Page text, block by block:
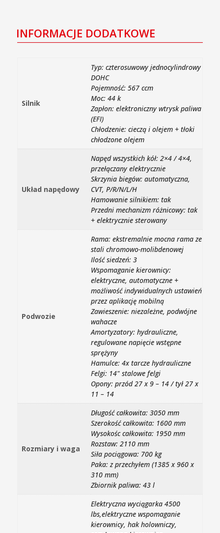
INFORMACJE DODATKOWE
Silnik
Typ: czterosuwowy jednocylindrowy
DOHC
Pojemność: 567 ccm
Moc: 44 k
Zapłon: elektroniczny wtrysk paliwa
(EFI)
Chłodzenie: cieczą i olejem + tłoki
chłodzone olejem
Układ napędowy
Napęd wszystkich kół: 2×4 / 4×4,
przełączany elektrycznie
Skrzynia biegów: automatyczna,
CVT, P/R/N/L/H
Hamowanie silnikiem: tak
Przedni mechanizm różnicowy: tak
+ elektrycznie sterowany
Podwozie
Rama: ekstremalnie mocna rama ze
stali chromowo-molibdenowej
Ilość siedzeń: 3
Wspomaganie kierownicy:
elektryczne, automatyczne +
możliwość indywidualnych ustawień
przez aplikację mobilną
Zawieszenie: niezależne, podwójne
wahacze
Amortyzatory: hydrauliczne,
regulowane napięcie wstępne
sprężyny
Hamulce: 4x tarcze hydrauliczne
Felgi: 14" stalowe felgi
Opony: przód 27 x 9 – 14 / tył 27 x
11 – 14
Rozmiary i waga
Długość całkowita: 3050 mm
Szerokość całkowita: 1600 mm
Wysokośc całkowita: 1950 mm
Rozstaw: 2110 mm
Siła pociągowa: 700 kg
Paka: z przechyłem (1385 x 960 x
310 mm)
Zbiornik paliwa: 43 l
Elektryczna wyciągarka 4500
lbs,elektryczne wspomaganie
kierownicy, hak holowniczy,